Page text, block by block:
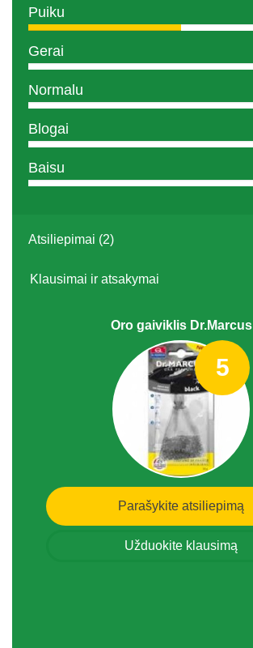
Puiku
Gerai
Normalu
Blogai
Baisu
Atsiliepimai (2)
Klausimai ir atsakymai
Oro gaiviklis Dr.Marcus
5
Parašykite atsiliepimą
Užduokite klausimą